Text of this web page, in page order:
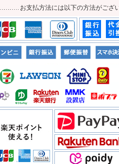
お支払方法には以下の方法がござ